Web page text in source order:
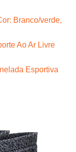
Branco/verde,
Ao Ar Livre
Esportiva